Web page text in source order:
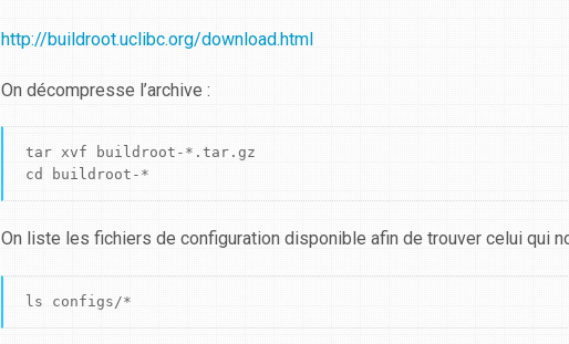
http://buildroot.uclibc.org/download.html
On décompresse l’archive :
tar xvf buildroot-*.tar.gz
cd buildroot-*
On liste les fichiers de configuration disponible afin de trouver celui qui
ls configs/*